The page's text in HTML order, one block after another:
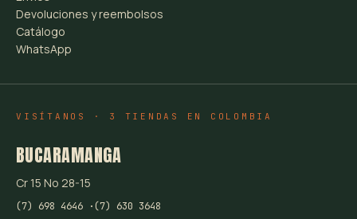
Devoluciones y reembolsos
Catálogo
WhatsApp
VISÍTANOS · 3 TIENDAS EN COLOMBIA
BUCARAMANGA
Cr 15 No 28-15
(7) 698 4646 ·(7) 630 3648